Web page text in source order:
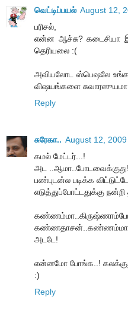
வெட்டிப்பயல் August 12,
ப‌ரிச‌ல்,
என்ன‌ ஆச்சு? க‌டைசியா
தெரிய‌லை :(
அவிய‌லோட‌ ஸ்பெஷ‌லே
விஷ‌ய‌ங்க‌ளை
Reply
சுரேகா.. August 12,
கமல் மேட்டர்...!
அட ..ஆமா..போடவைக்குது!
பண்புடன்ல படிக்க
எடுத்துப்போட்டதுக்கு
கண்ணதாசன்..கண்ணம்மா
அடடே!
என்னமோ போங்க..!
:)
Reply